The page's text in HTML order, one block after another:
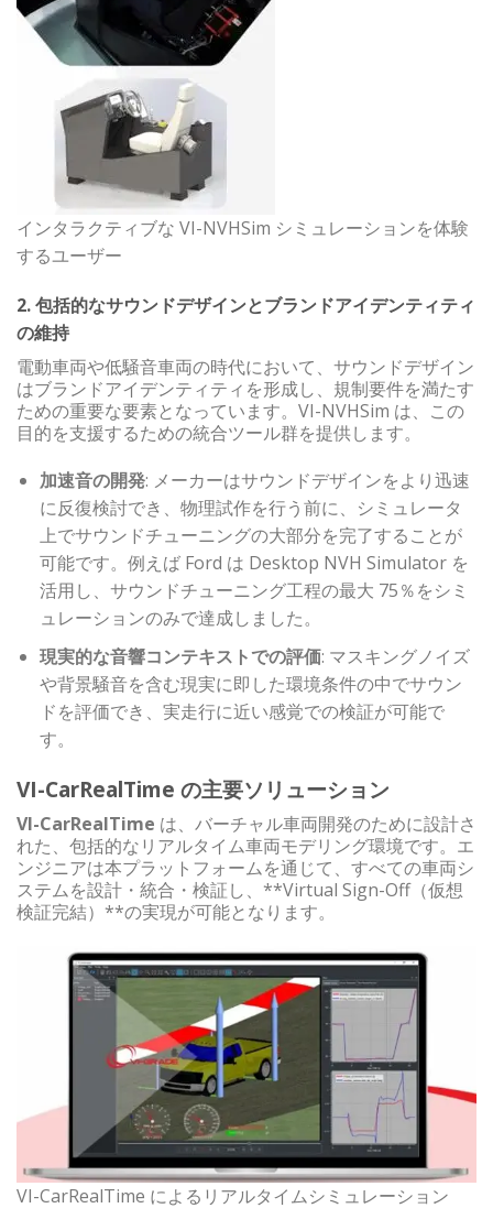
インタラクティブな VI-NVHSim シミュレーションを体験
するユーザー
2. 包括的なサウンドデザインとブランドアイデンティティ
の維持
電動車両や低騒音車両の時代において、サウンドデザイン
はブランドアイデンティティを形成し、規制要件を満たす
ための重要な要素となっています。VI-NVHSim は、この
目的を支援するための統合ツール群を提供します。
加速音の開発: メーカーはサウンドデザインをより迅速
に反復検討でき、物理試作を行う前に、シミュレータ
上でサウンドチューニングの大部分を完了することが
可能です。例えば Ford は Desktop NVH Simulator を
活用し、サウンドチューニング工程の最大 75％をシミ
ュレーションのみで達成しました。
現実的な音響コンテキストでの評価: マスキングノイズ
や背景騒音を含む現実に即した環境条件の中でサウン
ドを評価でき、実走行に近い感覚での検証が可能で
す。
VI-CarRealTime の主要ソリューション
VI-CarRealTime は、バーチャル車両開発のために設計さ
れた、包括的なリアルタイム車両モデリング環境です。エ
ンジニアは本プラットフォームを通じて、すべての車両シ
ステムを設計・統合・検証し、**Virtual Sign-Off（仮想
検証完結）**の実現が可能となります。
VI-CarRealTime によるリアルタイムシミュレーション